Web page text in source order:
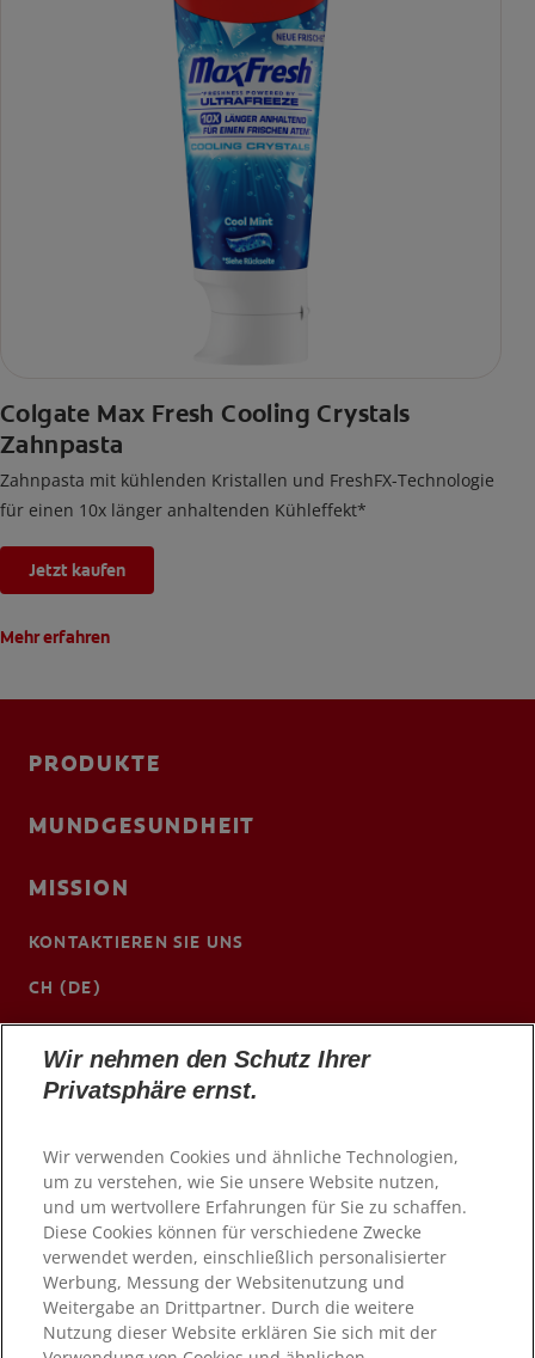
Colgate Max Fresh Cooling Crystals
Zahnpasta
Zahnpasta mit kühlenden Kristallen und FreshFX-Technologie
für einen 10x länger anhaltenden Kühleffekt*
Jetzt kaufen
Mehr erfahren
PRODUKTE
MUNDGESUNDHEIT
MISSION
KONTAKTIEREN SIE UNS
CH (DE)
© 2026 Colgate-Palmolive Company. Alle Rechte
Wir nehmen den Schutz Ihrer
Privatsphäre ernst.
Wir verwenden Cookies und ähnliche Technologien,
um zu verstehen, wie Sie unsere Website nutzen,
und um wertvollere Erfahrungen für Sie zu schaffen.
Diese Cookies können für verschiedene Zwecke
verwendet werden, einschließlich personalisierter
Werbung, Messung der Websitenutzung und
Weitergabe an Drittpartner. Durch die weitere
Nutzung dieser Website erklären Sie sich mit der